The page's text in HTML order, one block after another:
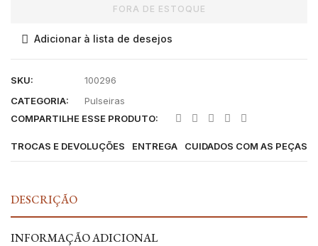
FORA DE ESTOQUE
Adicionar à lista de desejos
SKU:
100296
CATEGORIA:
Pulseiras
COMPARTILHE ESSE PRODUTO:
TROCAS E DEVOLUÇÕES ENTREGA CUIDADOS COM AS PEÇAS
DESCRIÇÃO
INFORMAÇÃO ADICIONAL